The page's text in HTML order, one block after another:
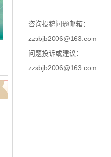
咨询投稿问题邮箱：
zzsbjb2006@163.com
问题投诉或建议：
zzsbjb2006@163.com